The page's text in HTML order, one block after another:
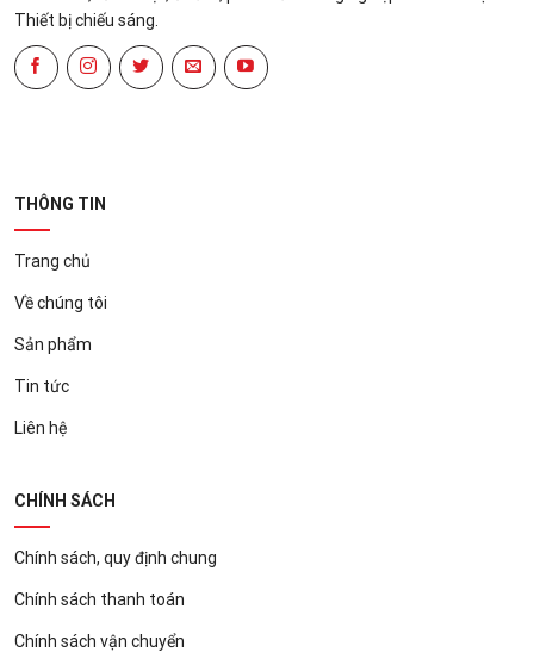
Thiết bị chiếu sáng.
THÔNG TIN
Trang chủ
Về chúng tôi
Sản phẩm
Tin tức
Liên hệ
CHÍNH SÁCH
Chính sách, quy định chung
Chính sách thanh toán
Chính sách vận chuyển